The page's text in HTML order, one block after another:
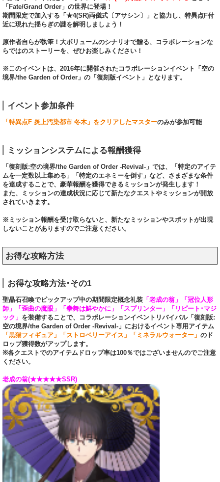
「Fate/Grand Order」の世界に登場！
期間限定で加入する「★4(SR)両儀式〔アサシン〕」と協力し、特異点F付
近に現れた揺らぎの謎を解明しましょう！
原作者自らが執筆！大ボリュームのシナリオで贈る、コラボレーションな
らではのストーリーを、ぜひお楽しみください！
※このイベントは、2016年に開催されたコラボレーションイベント「空の
境界/the Garden of Order」の「復刻版イベント」となります。
イベント参加条件
「特異点F 炎上汚染都市 冬木」をクリアしたマスターのみが参加可能
ミッションシステムによる報酬獲得
「復刻版:空の境界/the Garden of Order -Revival-」では、「特定のアイテ
ムを一定数以上集める」「特定のエネミーを倒す」など、さまざまな条件
を達成することで、豪華報酬を獲得できるミッションが発生します！
また、ミッションの達成状況に応じて新たなクエストやミッションが開放
されていきます。
※ミッション報酬を受け取らないと、新たなミッションやスポットが出現
しないことがありますのでご注意ください。
お得な攻略方法
お得な攻略方法･その1
聖晶石召喚でピックアップ中の期間限定概念礼装 「老成の翁」「冠位人形
師」「歪曲の魔眼」「拳舞は鮮やかに」「スプリンター」「リピート･マジ
ック」 を装備することで、コラボレーションイベントリバイバル「復刻版:
空の境界/the Garden of Order -Revival-」におけるイベント専用アイテム
「黒猫フィギュア」「ストロベリーアイス」「ミネラルウォーター」 のド
ロップ獲得数がアップします。
※各クエストでのアイテムドロップ率は100％ではございませんのでご注意
ください。
老成の翁(★★★★★SSR)